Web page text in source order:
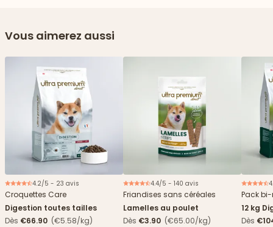
Vous aimerez aussi
4.2/5 - 23 avis
Croquettes Care
Digestion toutes tailles
Dès €66.90 (€5.58/kg)
4.4/5 - 140 avis
Friandises sans céréales
Lamelles au poulet
Dès €3.90 (€65.00/kg)
Pack
12 kg
boîtes
Dès